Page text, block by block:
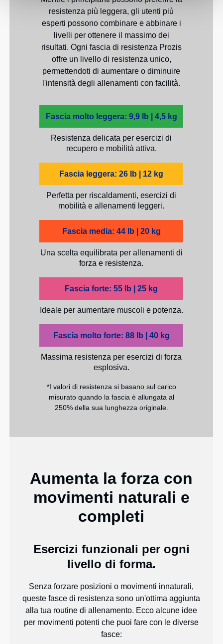
resistenza più leggera, gli utenti più
esperti possono combinare e abbinare i
livelli per ottenere il massimo dei
risultati. Ogni fascia di resistenza Prozis
offre un livello di resistenza unico,
permettendoti di aumentare o diminuire
l'intensità degli allenamenti con facilità.
Fascia molto leggera: 9,9 lb | 4,5 kg
Resistenza delicata per esercizi di
recupero e mobilità attiva.
Fascia leggera: 26 lb | 12 kg
Perfetta per riscaldamenti, esercizi di
mobilità e allenamenti leggeri.
Fascia media: 44 lb | 20 kg
Una scelta equilibrata per allenamenti di
forza e resistenza.
Fascia forte: 55 lb | 25 kg
Ideale per aumentare muscoli e potenza.
Fascia molto forte: 88 lb | 40 kg
Massima resistenza per esercizi di forza
esplosiva.
*I valori di resistenza si basano sul carico
misurato quando la fascia è allungata al
250% della sua lunghezza originale.
Aumenta la forza con
movimenti naturali e
completi
Esercizi funzionali per ogni
livello di forma.
Senza forzare posizioni o movimenti innaturali,
queste fasce di resistenza sono un'ottima aggiunta
alla tua routine di allenamento. Ecco alcune idee
per movimenti potenti che puoi fare con le diverse
fasce: